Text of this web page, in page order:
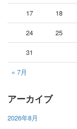
« 7月
17 18
24 25
31
アーカイブ
2026年8月